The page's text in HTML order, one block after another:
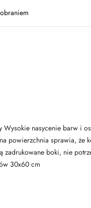
Wysokie nasycenie barw i
powierzchnia sprawia, że
boki, nie
30x60 cm